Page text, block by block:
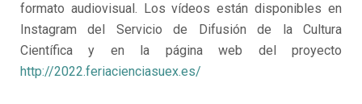
formato audiovisual. Los vídeos están disponibles en
Instagram del Servicio de Difusión de la Cultura
Científica y en la página web del proyecto
http://2022.feriacienciasuex.es/